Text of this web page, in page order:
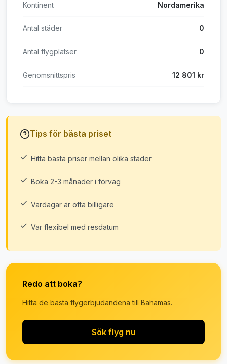
Kontinent Nordamerika
Antal städer 0
Antal flygplatser 0
Genomsnittspris 12 801 kr
Tips för bästa priset
Hitta bästa priser mellan olika städer
Boka 2-3 månader i förväg
Vardagar är ofta billigare
Var flexibel med resdatum
Redo att boka?
Hitta de bästa flygerbjudandena till Bahamas.
Sök flyg nu